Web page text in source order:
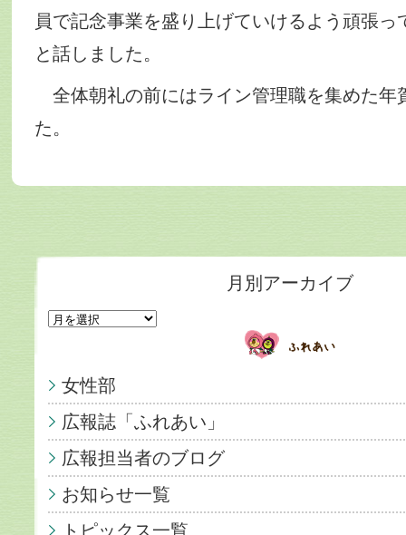
員で記念事業を盛り上げていけるよう頑張っ
と話しました。
全体朝礼の前にはライン管理職を集めた年
た。
月別アーカイブ
女性部
広報誌「ふれあい」
広報担当者のブログ
お知らせ一覧
トピックス一覧